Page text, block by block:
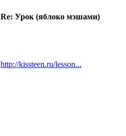
Re: Урок (яблоко мэшами)
http://kissteen.ru/lesson...